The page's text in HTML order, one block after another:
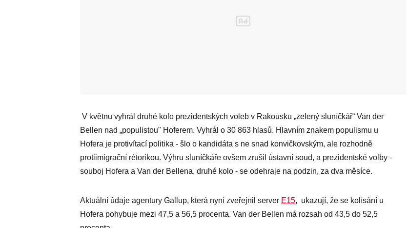
V květnu vyhrál druhé kolo prezidentských voleb v Rakousku „zelený sluníčkář“ Van der
Bellen nad „populistou" Hoferem. Vyhrál o 30 863 hlasů. Hlavním znakem populismu u
Hofera je protivítací politika - šlo o kandidáta s ne snad konvičkovským, ale rozhodně
protiimigrační rétorikou. Výhru sluníčkáře ovšem zrušil ústavní soud, a prezidentské volby -
souboj Hofera a Van der Bellena, druhé kolo - se odehraje na podzin, za dva měsíce.
Aktuální údaje agentury Gallup, která nyní zveřejnil server E15, ukazují, že se kolísání u
Hofera pohybuje mezi 47,5 a 56,5 procenta. Van der Bellen má rozsah od 43,5 do 52,5